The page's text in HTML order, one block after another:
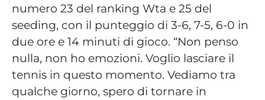
numero 23 del ranking Wta e 25 del
seeding, con il punteggio di 3-6, 7-5, 6-0 in
due ore e 14 minuti di gioco. “Non penso
nulla, non ho emozioni. Voglio lasciare il
tennis in questo momento. Vediamo tra
qualche giorno, spero di tornare in